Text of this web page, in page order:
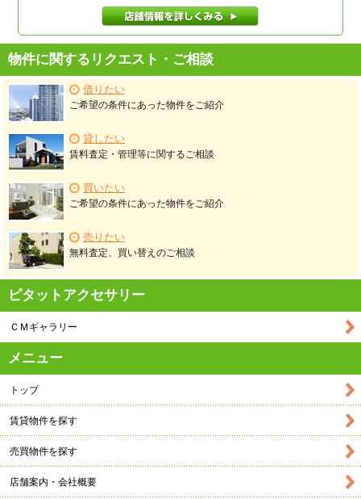
物件に関するリクエスト・ご相談
借りたい
ご希望の条件にあった物件をご紹介
貸したい
賃料査定・管理等に関するご相談
買いたい
ご希望の条件にあった物件をご紹介
売りたい
無料査定、買い替えのご相談
ピタットアクセサリー
ＣＭギャラリー
メニュー
トップ
賃貸物件を探す
売買物件を探す
店舗案内・会社概要